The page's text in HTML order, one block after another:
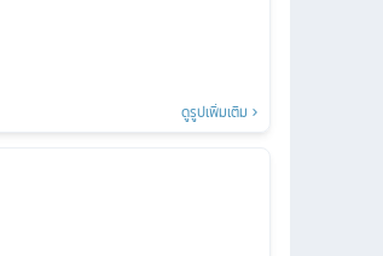
ดูรูปเพิ่มเติม